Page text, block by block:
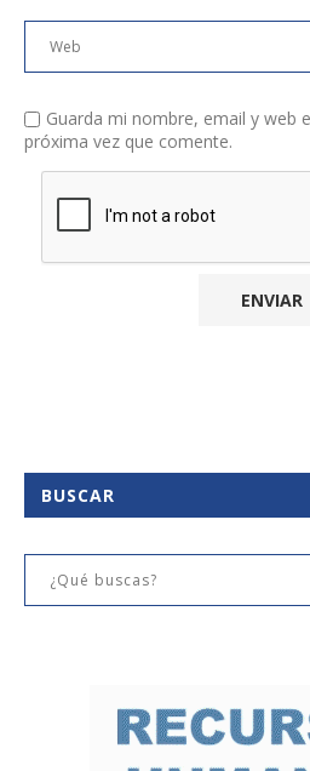
Guarda mi nombre, email y web
próxima vez que comente.
BUSCAR